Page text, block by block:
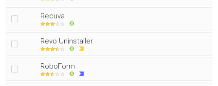
Recuva
Revo Uninstaller
RoboForm